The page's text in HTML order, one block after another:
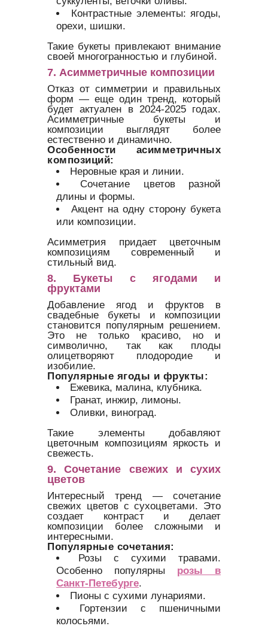
Контрастные элементы: ягоды,
орехи, шишки.
Такие букеты привлекают внимание
своей многогранностью и глубиной.
7. Асимметричные композиции
Отказ от симметрии и правильных
форм — еще один тренд, который
будет актуален в 2024-2025 годах.
Асимметричные букеты и
композиции выглядят более
естественно и динамично.
Особенности асимметричных
композиций:
Неровные края и линии.
Сочетание цветов разной
длины и формы.
Акцент на одну сторону букета
или композиции.
Асимметрия придает цветочным
композициям современный и
стильный вид.
8. Букеты с ягодами и
фруктами
Добавление ягод и фруктов в
свадебные букеты и композиции
становится популярным решением.
Это не только красиво, но и
символично, так как плоды
олицетворяют плодородие и
изобилие.
Популярные ягоды и фрукты:
Ежевика, малина, клубника.
Гранат, инжир, лимоны.
Оливки, виноград.
Такие элементы добавляют
цветочным композициям яркость и
свежесть.
9. Сочетание свежих и сухих
цветов
Интересный тренд — сочетание
свежих цветов с сухоцветами. Это
создает контраст и делает
композиции более сложными и
интересными.
Популярные сочетания:
Розы с сухими травами.
Особенно популярны розы в
Санкт-Петебурге.
Пионы с сухими лунариями.
Гортензии с пшеничными
колосьями.